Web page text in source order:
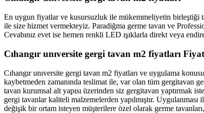
En uygun fiyatlar ve kusursuzluk ile mükemmeliyetin birleştiği
ile size hizmet vermekteyiz. Paradiğma germe tavan ve
Cevabınız evet ise hemen renkli LED ışıklarla direkt veya
Cıhangır unıversite gergi tavan m2 fiyatları
Cıhangır unıversite gergi tavan m2 fiyatları ve uygulama
kaybetmeden zamanında teslimat ile, var olan tüm gergitavan
tavan kurumsal alt yapısı üzerinden siz gergitavan yaptırmak
gergi tavanlar kaliteli malzemelerden yapılmıştır. Uygulanması
değişik bir ortam isteyen müşterilere özel olarak germe